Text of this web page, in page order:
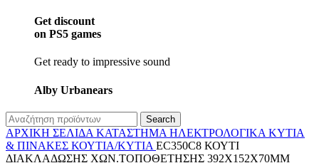
Get discount
on PS5 games
Get ready to impressive sound
Alby Urbanears
Search
ΑΡΧΙΚΉ ΣΕΛΊΔΑ ΚΑΤΆΣΤΗΜΑ ΗΛΕΚΤΡΟΛΟΓΙΚΆ ΚΥΤΊΑ
& ΠΊΝΑΚΕΣ ΚΟΥΤΙΆ/ΚΥΤΊΑ EC350C8 ΚΟΥΤΙ
ΔΙΑΚΛΑΔΩΣΗΣ ΧΩΝ.ΤΟΠΟΘΕΤΗΣΗΣ 392X152X70MM